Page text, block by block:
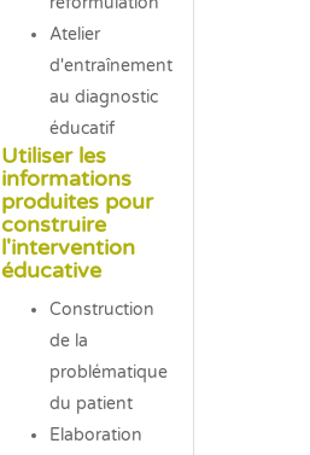
Atelier
d'entraînement
au diagnostic
éducatif
Utiliser les
informations
produites pour
construire
l'intervention
éducative
Construction
de la
problématique
du patient
Elaboration